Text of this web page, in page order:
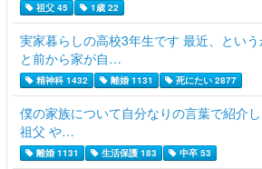
祖父 45 1歳 22
実家暮らしの高校3年生です 最近、という
と前から家が自…
精神科 1432 離婚 1131 死にたい 2877
僕の家族について自分なりの言葉で紹介し
祖父 や…
離婚 1131 生活保護 183 中卒 53